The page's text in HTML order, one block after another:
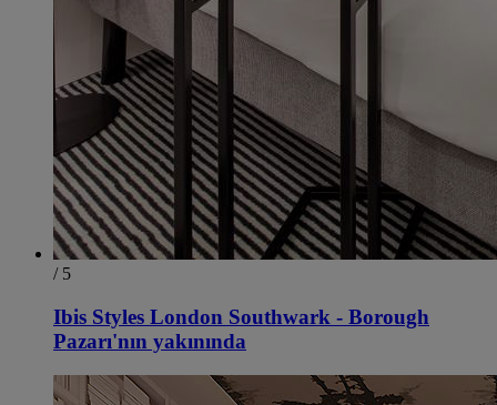
/ 5
Ibis Styles London Southwark - Borough
Pazarı'nın yakınında